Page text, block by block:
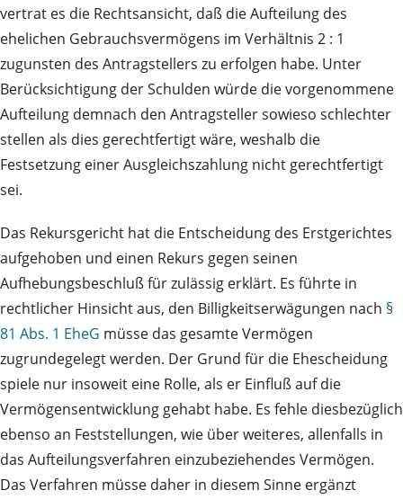
vertrat es die Rechtsansicht, daß die Aufteilung des
ehelichen Gebrauchsvermögens im Verhältnis 2 : 1
zugunsten des Antragstellers zu erfolgen habe. Unter
Berücksichtigung der Schulden würde die vorgenommene
Aufteilung demnach den Antragsteller sowieso schlechter
stellen als dies gerechtfertigt wäre, weshalb die
Festsetzung einer Ausgleichszahlung nicht gerechtfertigt
sei.
Das Rekursgericht hat die Entscheidung des Erstgerichtes
aufgehoben und einen Rekurs gegen seinen
Aufhebungsbeschluß für zulässig erklärt. Es führte in
rechtlicher Hinsicht aus, den Billigkeitserwägungen nach §
81 Abs. 1 EheG müsse das gesamte Vermögen
zugrundegelegt werden. Der Grund für die Ehescheidung
spiele nur insoweit eine Rolle, als er Einfluß auf die
Vermögensentwicklung gehabt habe. Es fehle diesbezüglich
ebenso an Feststellungen, wie über weiteres, allenfalls in
das Aufteilungsverfahren einzubeziehendes Vermögen.
Das Verfahren müsse daher in diesem Sinne ergänzt